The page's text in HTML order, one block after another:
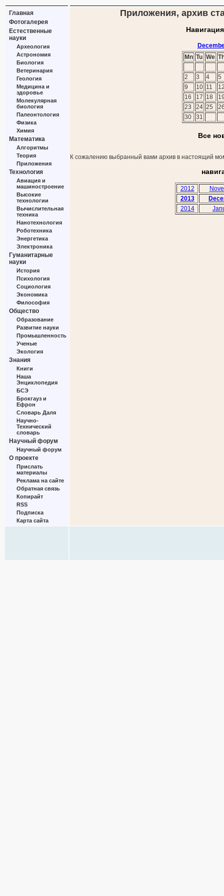
Главная
Фотогалерея
Естественные
науки
Археология
Астрономия
Биология
Ветеринария
Геология
Медицина и
здоровье
Молекулярная
биология
Палеонтология
Физика
Химия
Математика
Алгоритмы
Теория
Приложения
Технология
Авиация и
машиностроение
Высокие
технологии
Вычислительная
техника
Нанотехнология
Роботехника
Энергетика
Электроника
Гуманитарные
науки
История
Психология
Социология
Экономика
Философия
Общество
Образование
Развитие науки
Промышленность
Ученые
Экология
Знания
Книги
Наша
Энциклопедия
БСЭ
Брокгауз и
Ефрон
Словарь Даля
Научно-
Технический
словарь
Научный форум
Научный форум
О проекте
Прислать
материалы
Реклама на сайте
Обратная связь
Копирайт
RSS
Подписка
Карта сайта
Приложения, архив
Mn Tu We
2 3 4
5
9
10 11
16
17 18
23
24 25
30
31
Все
К сожалению выбранный вами архив в настоящий
2012
2013
2014